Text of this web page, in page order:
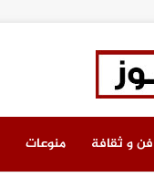
فن و ثقافة منوعات